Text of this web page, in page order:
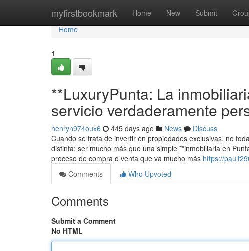
myfirstbookmark Home New Submit
Home
Home
1
**LuxuryPunta: La
servicio verdaderamente
henryn974oux6 445 days ago News
Discuss
Cuando se trata de invertir en propiedades exclusivas, no
distinta: ser mucho más que una simple **inmobiliaria en
proceso de compra o venta que va mucho más https://
Comments
Who Upvoted
Comments
Submit a Comment
No HTML